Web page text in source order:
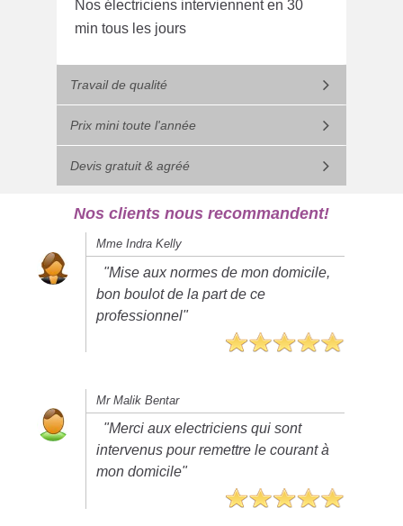
Nos électriciens interviennent en 30
min tous les jours
Travail de qualité
Prix mini toute l'année
Devis gratuit & agréé
Nos clients nous recommandent!
Mme Indra Kelly
"Mise aux normes de mon domicile,
bon boulot de la part de ce
professionnel"
Mr Malik Bentar
"Merci aux electriciens qui sont
intervenus pour remettre le courant à
mon domicile"